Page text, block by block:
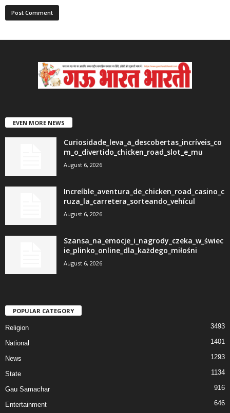
EVEN MORE NEWS
Curiosidade_leva_a_descobertas_incríveis_co
m_o_divertido_chicken_road_slot_e_mu
August 6, 2026
Increíble_aventura_de_chicken_road_casino_c
ruza_la_carretera_sorteando_vehícul
August 6, 2026
Szansa_na_emocje_i_nagrody_czeka_w_świec
ie_plinko_online_dla_każdego_miłośni
August 6, 2026
POPULAR CATEGORY
Religion 3493
National 1401
News 1293
State 1134
Gau Samachar 916
Entertainment 646